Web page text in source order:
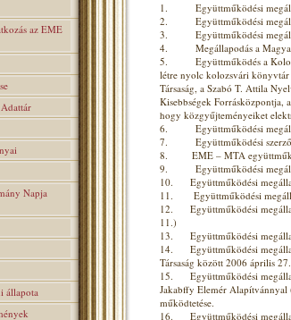
az EME
Napja
állapota
1. Együttműködési
2. Együttműködési
3. Együttműködési
4. Megállapodás a Magyar
5. Együttműködés a
létre nyolc kolozsvári
Társaság, a Szabó T. Attila
Kisebbségek Forrásközpontja,
hogy közgyűjteményeiket
6. Együttműködési
7. Együttműködési
8. EME – MTA
9. Együttműködési
10. Együttműködési
11. Együttműködési
12. Együttműködési
11.)
13. Együttműködési
14. Együttműködési
Társaság között 2006 április 27.
15. Együttműködési
Jakabffy Elemér
működtetése.
16. Együttműködési